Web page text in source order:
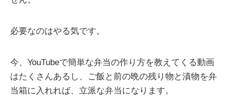
必要なのはやる気です。
今、YouTubeで簡単な弁当の作り方を教えてくる動画
はたくさんあるし、ご飯と前の晩の残り物と漬物を弁
当箱に入れれば、立派な弁当になります。